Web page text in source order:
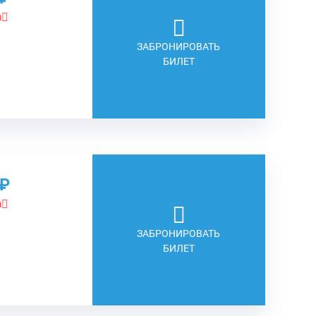
ЗАБРОНИРОВАТЬ
БИЛЕТ
ЗАБРОНИРОВАТЬ
БИЛЕТ